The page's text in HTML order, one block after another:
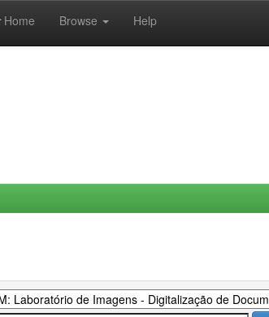
Home Browse Help